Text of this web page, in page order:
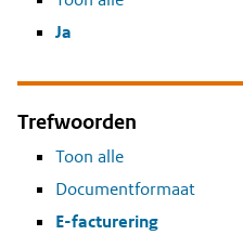
Ja
Trefwoorden
Toon alle
Documentformaat
E-facturering